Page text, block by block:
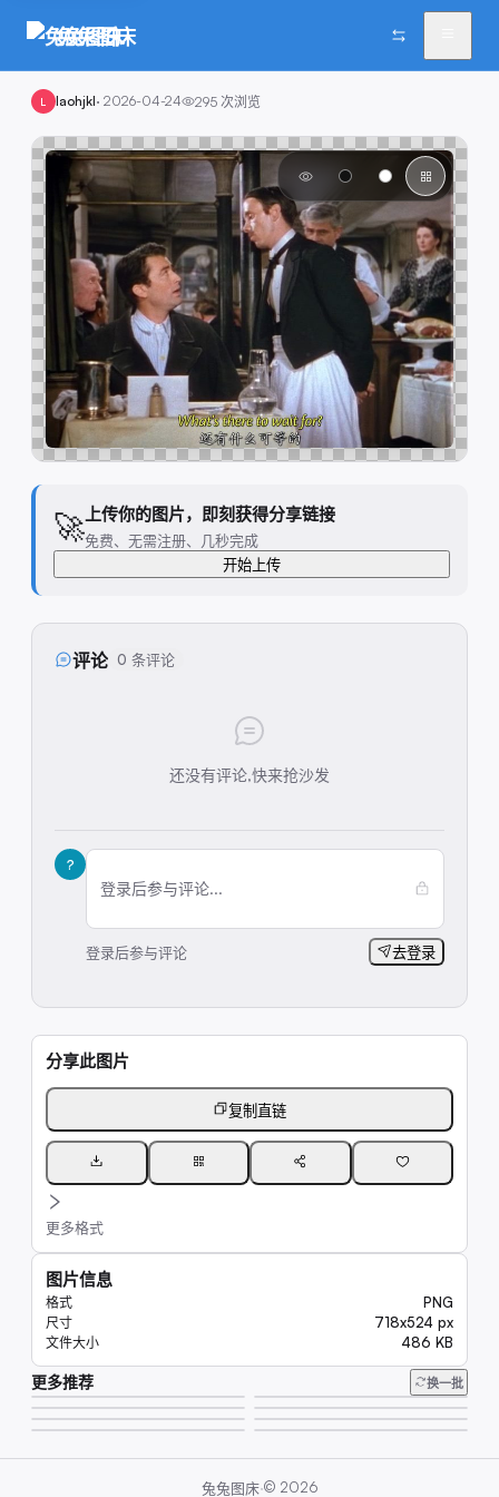
兔兔图床
L laohjkl· 2026-04-24 295 次浏览
🚀上传你的图片，即刻获得分享链接
免费、无需注册、几秒完成
开始上传
评论 0 条评论
还没有评论,快来抢沙发
?
登录后参与评论...
登录后参与评论 去登录
分享此图片
复制直链
更多格式
图片信息
格式 PNG
尺寸 718x524 px
文件大小 486 KB
更多推荐 换一批
215
243
201
273
240
321
181
兔兔图床·© 2026